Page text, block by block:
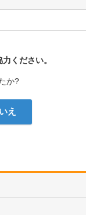
ください。
か?
え